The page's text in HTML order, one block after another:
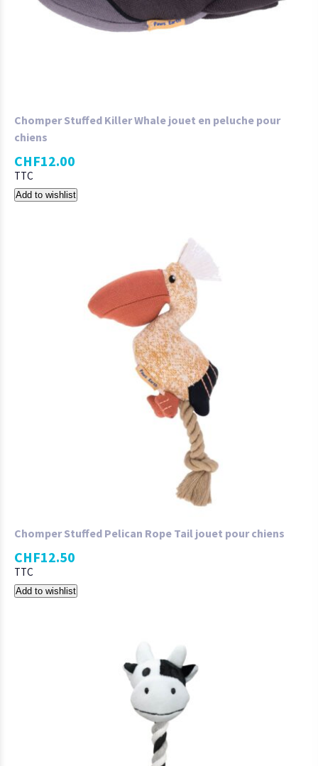
Chomper Stuffed Killer Whale jouet en peluche pour
chiens
CHF12.00
TTC
Add to wishlist
Chomper Stuffed Pelican Rope Tail jouet pour chiens
CHF12.50
TTC
Add to wishlist